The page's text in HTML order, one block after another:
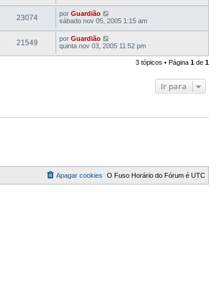
23074 por Guardião
sábado nov 05, 2005 1:15 am
21549 por Guardião
quinta nov 03, 2005 11:52 pm
3 tópicos • Página 1 de 1
Ir para
O Fuso Horário do Fórum é UTC
Apagar cookies